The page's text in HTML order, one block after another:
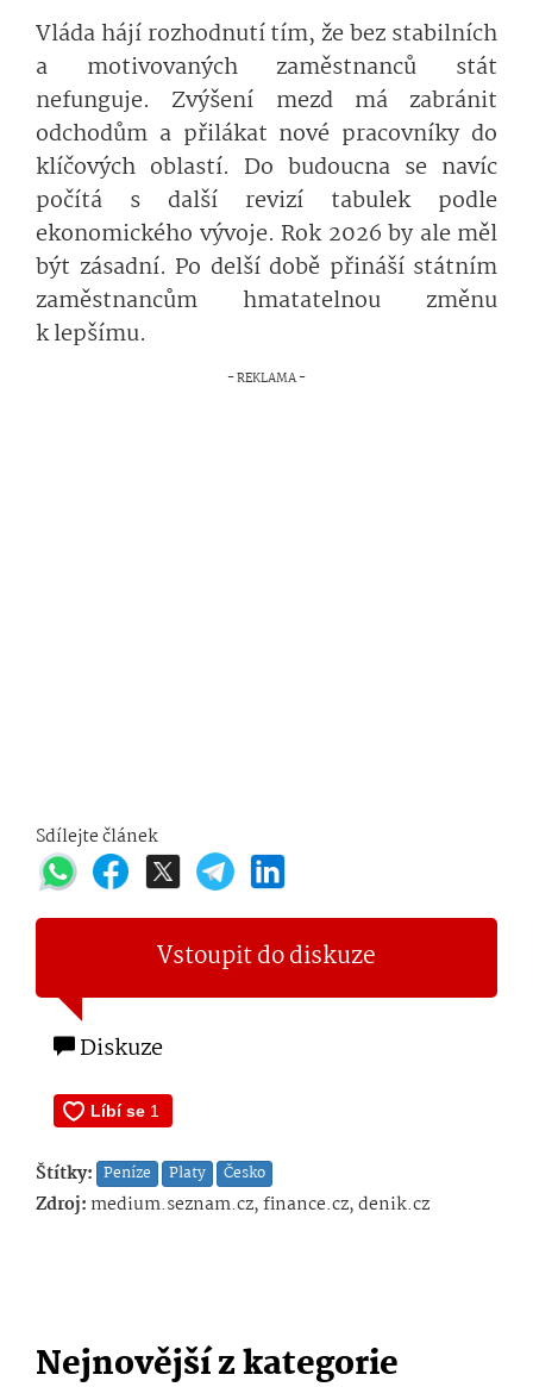
Vláda hájí rozhodnutí tím, že bez stabilních
a motivovaných zaměstnanců stát
nefunguje. Zvýšení mezd má zabránit
odchodům a přilákat nové pracovníky do
klíčových oblastí. Do budoucna se navíc
počítá s další revizí tabulek podle
ekonomického vývoje. Rok 2026 by ale měl
být zásadní. Po delší době přináší státním
zaměstnancům hmatatelnou změnu
k lepšímu.
Sdílejte článek
Vstoupit do diskuze
Diskuze
Štítky: Peníze Platy Česko
Zdroj: medium.seznam.cz, finance.cz, denik.cz
Nejnovější z kategorie